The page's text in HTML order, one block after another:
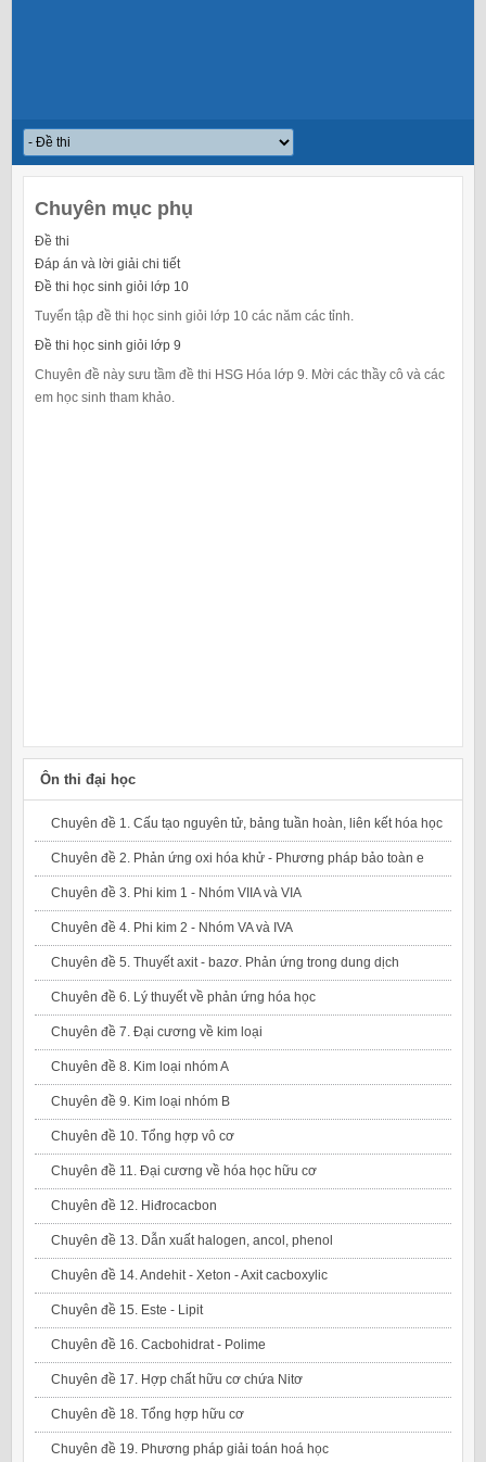
Chuyên mục phụ
Đề thi
Đáp án và lời giải chi tiết
Đề thi học sinh giỏi lớp 10
Tuyển tập đề thi học sinh giỏi lớp 10 các năm các tỉnh.
Đề thi học sinh giỏi lớp 9
Chuyên đề này sưu tầm đề thi HSG Hóa lớp 9. Mời các thầy cô và các
em học sinh tham khảo.
Ôn thi đại học
Chuyên đề 1. Cấu tạo nguyên tử, bảng tuần hoàn, liên kết hóa học
Chuyên đề 2. Phản ứng oxi hóa khử - Phương pháp bảo toàn e
Chuyên đề 3. Phi kim 1 - Nhóm VIIA và VIA
Chuyên đề 4. Phi kim 2 - Nhóm VA và IVA
Chuyên đề 5. Thuyết axit - bazơ. Phản ứng trong dung dịch
Chuyên đề 6. Lý thuyết về phản ứng hóa học
Chuyên đề 7. Đại cương về kim loại
Chuyên đề 8. Kim loại nhóm A
Chuyên đề 9. Kim loại nhóm B
Chuyên đề 10. Tổng hợp vô cơ
Chuyên đề 11. Đại cương về hóa học hữu cơ
Chuyên đề 12. Hiđrocacbon
Chuyên đề 13. Dẫn xuất halogen, ancol, phenol
Chuyên đề 14. Andehit - Xeton - Axit cacboxylic
Chuyên đề 15. Este - Lipit
Chuyên đề 16. Cacbohidrat - Polime
Chuyên đề 17. Hợp chất hữu cơ chứa Nitơ
Chuyên đề 18. Tổng hợp hữu cơ
Chuyên đề 19. Phương pháp giải toán hoá học